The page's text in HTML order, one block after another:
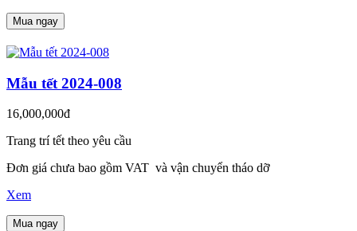
Mua ngay
Mẫu tết 2024-008
16,000,000đ
Trang trí tết theo yêu cầu
Đơn giá chưa bao gồm VAT và vận chuyển tháo dỡ
Xem
Mua ngay